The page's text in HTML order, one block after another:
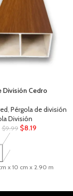
División Cedro
Pérgola de división
División
$9.99 $8.19
x 10 cm x 2.90 m